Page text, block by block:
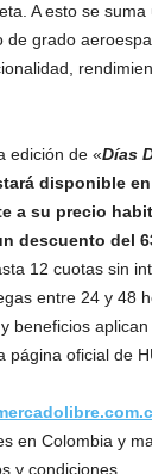
A esto se
de grado
edición de «Días
disponible
a su precio
descuento del
12 cuotas sin
entre 24 y 48
beneficios
página oficial de
en Colombia y
y condiciones